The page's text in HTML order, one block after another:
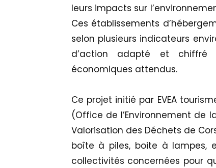
leurs impacts sur
Ces établissements
selon plusieurs indicateurs
d’action adapté et chiffré
économiques attendus.
Ce projet initié par EVEA
(Office de l’Environnement de
Valorisation des Déchets de
boîte à piles, boite à lampes,
collectivités concernées pour